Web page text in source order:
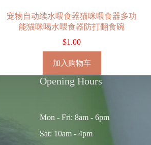
宠物自动续水喂食器猫咪喂食器多功
能猫咪喝水喂食器防打翻食碗
$1.00
加入购物车
Opening Hours
Mon - Fri: 8am - 6pm
Sat: 10am - 4pm